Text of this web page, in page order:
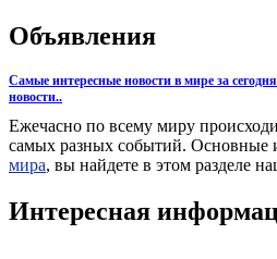
Объявления
Самые интересные новости в мире за
новости..
Ежечасно по всему миру
самых разных событий. Основные
мира, вы найдете в этом разделе
Интересная